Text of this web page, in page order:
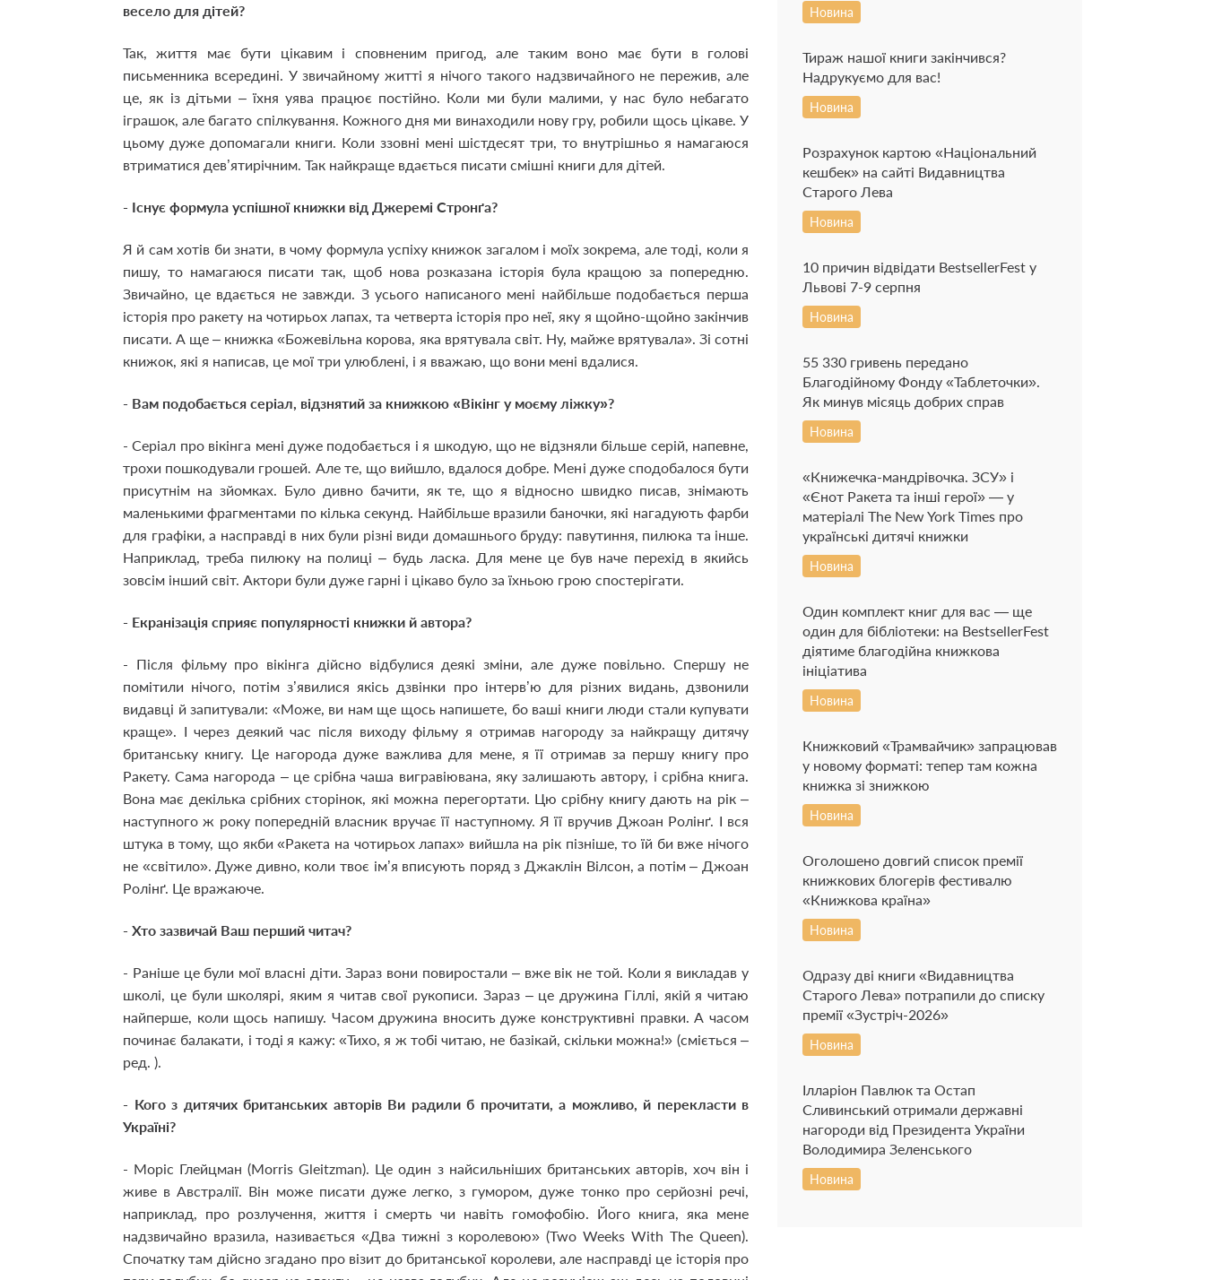
весело для дітей?
Так, життя має бути цікавим і сповненим пригод, але таким воно має бути в голові
письменника всередині. У звичайному житті я нічого такого надзвичайного не пережив, але
це, як із дітьми – їхня уява працює постійно. Коли ми були малими, у нас було небагато
іграшок, але багато спілкування. Кожного дня ми винаходили нову гру, робили щось цікаве. У
цьому дуже допомагали книги. Коли ззовні мені шістдесят три, то внутрішньо я намагаюся
втриматися дев’ятирічним. Так найкраще вдається писати смішні книги для дітей.
- Існує формула успішної книжки від Джеремі Стронґа?
Я й сам хотів би знати, в чому формула успіху книжок загалом і моїх зокрема, але тоді, коли я
пишу, то намагаюся писати так, щоб нова розказана історія була кращою за попередню.
Звичайно, це вдається не завжди. З усього написаного мені найбільше подобається перша
історія про ракету на чотирьох лапах, та четверта історія про неї, яку я щойно-щойно закінчив
писати. А ще – книжка «Божевільна корова, яка врятувала світ. Ну, майже врятувала». Зі сотні
книжок, які я написав, це мої три улюблені, і я вважаю, що вони мені вдалися.
- Вам подобається серіал, відзнятий за книжкою «Вікінг у моєму ліжку»?
- Серіал про вікінга мені дуже подобається і я шкодую, що не відзняли більше серій, напевне,
трохи пошкодували грошей. Але те, що вийшло, вдалося добре. Мені дуже сподобалося бути
присутнім на зйомках. Було дивно бачити, як те, що я відносно швидко писав, знімають
маленькими фрагментами по кілька секунд. Найбільше вразили баночки, які нагадують фарби
для графіки, а насправді в них були різні види домашнього бруду: павутиння, пилюка та інше.
Наприклад, треба пилюку на полиці – будь ласка. Для мене це був наче перехід в якийсь
зовсім інший світ. Актори були дуже гарні і цікаво було за їхньою грою спостерігати.
- Екранізація сприяє популярності книжки й автора?
- Після фільму про вікінга дійсно відбулися деякі зміни, але дуже повільно. Спершу не
помітили нічого, потім з’явилися якісь дзвінки про інтерв’ю для різних видань, дзвонили
видавці й запитували: «Може, ви нам ще щось напишете, бо ваші книги люди стали купувати
краще». І через деякий час після виходу фільму я отримав нагороду за найкращу дитячу
британську книгу. Це нагорода дуже важлива для мене, я її отримав за першу книгу про
Ракету. Сама нагорода – це срібна чаша вигравіювана, яку залишають автору, і срібна книга.
Вона має декілька срібних сторінок, які можна перегортати. Цю срібну книгу дають на рік –
наступного ж року попередній власник вручає її наступному. Я її вручив Джоан Ролінґ. І вся
штука в тому, що якби «Ракета на чотирьох лапах» вийшла на рік пізніше, то їй би вже нічого
не «світило». Дуже дивно, коли твоє ім’я вписують поряд з Джаклін Вілсон, а потім – Джоан
Ролінґ. Це вражаюче.
- Хто зазвичай Ваш перший читач?
- Раніше це були мої власні діти. Зараз вони повиростали – вже вік не той. Коли я викладав у
школі, це були школярі, яким я читав свої рукописи. Зараз – це дружина Гіллі, якій я читаю
найперше, коли щось напишу. Часом дружина вносить дуже конструктивні правки. А часом
починає балакати, і тоді я кажу: «Тихо, я ж тобі читаю, не базікай, скільки можна!» (сміється –
ред. ).
- Кого з дитячих британських авторів Ви радили б прочитати, а можливо, й перекласти в
Україні?
- Моріс Глейцман (Morris Gleitzman). Це один з найсильніших британських авторів, хоч він і
живе в Австралії. Він може писати дуже легко, з гумором, дуже тонко про серйозні речі,
наприклад, про розлучення, життя і смерть чи навіть гомофобію. Його книга, яка мене
надзвичайно вразила, називається «Два тижні з королевою» (Two Weeks With The Queen).
Спочатку там дійсно згадано про візит до британської королеви, але насправді це історія про
Новина
Тираж нашої книги закінчився?
Надрукуємо для вас!
Новина
Розрахунок картою «Національний
кешбек» на сайті Видавництва
Старого Лева
Новина
10 причин відвідати BestsellerFest у
Львові 7-9 серпня
Новина
55 330 гривень передано
Благодійному Фонду «Таблеточки».
Як минув місяць добрих справ
Новина
«Книжечка-мандрівочка. ЗСУ» і
«Єнот Ракета та інші герої» — у
матеріалі The New York Times про
українські дитячі книжки
Новина
Один комплект книг для вас — ще
один для бібліотеки: на BestsellerFest
діятиме благодійна книжкова
ініціатива
Новина
Книжковий «Трамвайчик» запрацював
у новому форматі: тепер там кожна
книжка зі знижкою
Новина
Оголошено довгий список премії
книжкових блогерів фестивалю
«Книжкова країна»
Новина
Одразу дві книги «Видавництва
Старого Лева» потрапили до списку
премії «Зустріч-2026»
Новина
Ілларіон Павлюк та Остап
Сливинський отримали державні
нагороди від Президента України
Володимира Зеленського
Новина